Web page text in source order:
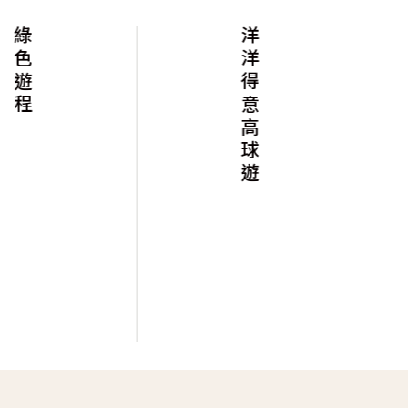
綠色遊程 洋洋得意高球遊